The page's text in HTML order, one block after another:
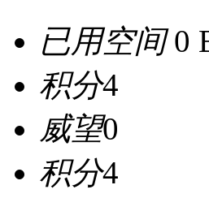
已用空间0
积分4
威望0
积分4